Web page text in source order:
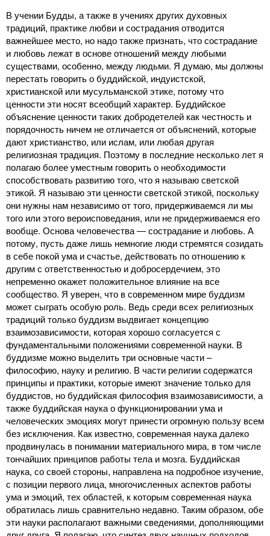
В учении Будды, а также в учениях других духовных
традиций, практике любви и сострадания отводится
важнейшее место, но надо также признать, что сострадание
и любовь лежат в основе отношений между любыми
существами, особенно, между людьми. Я думаю, мы должны
перестать говорить о буддийской, индуистской,
христианской или мусульманской этике, потому что
ценности эти носят всеобщий характер. Буддийское
объяснение ценности таких добродетелей как честность и
порядочность ничем не отличается от объяснений, которые
дают христианство, или ислам, или любая другая
религиозная традиция. Поэтому в последние несколько лет я
полагаю более уместным говорить о необходимости
способствовать развитию того, что я называю светской
этикой. Я называю эти ценности светской этикой, поскольку
они нужны нам независимо от того, придерживаемся ли мы
того или этого вероисповедания, или не придерживаемся его
вообще. Основа человечества ― сострадание и любовь. А
потому, пусть даже лишь немногие люди стремятся созидать
в себе покой ума и счастье, действовать по отношению к
другим с ответственностью и добросердечием, это
непременно окажет положительное влияние на все
сообщество. Я уверен, что в современном мире буддизм
может сыграть особую роль. Ведь среди всех религиозных
традиций только буддизм выдвигает концепцию
взаимозависимости, которая хорошо согласуется с
фундаментальными положениями современной науки. В
буддизме можно выделить три основные части –
философию, науку и религию. В части религии содержатся
принципы и практики, которые имеют значение только для
буддистов, но буддийская философия взаимозависимости, а
также буддийская наука о функционировании ума и
человеческих эмоциях могут принести огромную пользу всем
без исключения. Как известно, современная наука далеко
продвинулась в понимании материального мира, в том числе
тончайших принципов работы тела и мозга. Буддийская
наука, со своей стороны, направлена на подробное изучение,
с позиции первого лица, многочисленных аспектов работы
ума и эмоций, тех областей, к которым современная наука
обратилась лишь сравнительно недавно. Таким образом, обе
эти науки располагают важными сведениями, дополняющими